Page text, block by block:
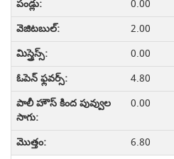
0.00
2.00
0.00
4.80
0.00
6.80